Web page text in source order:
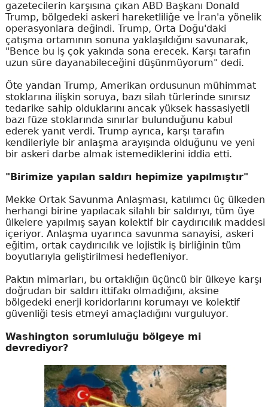
gazetecilerin karşısına çıkan ABD Başkanı Donald
Trump, bölgedeki askeri hareketliliğe ve İran'a yönelik
operasyonlara değindi. Trump, Orta Doğu'daki
çatışma ortamının sonuna yaklaşıldığını savunarak,
"Bence bu iş çok yakında sona erecek. Karşı tarafın
uzun süre dayanabileceğini düşünmüyorum" dedi.
Öte yandan Trump, Amerikan ordusunun mühimmat
stoklarına ilişkin soruya, bazı silah türlerinde sınırsız
tedarike sahip olduklarını ancak yüksek hassasiyetli
bazı füze stoklarında sınırlar bulunduğunu kabul
ederek yanıt verdi. Trump ayrıca, karşı tarafın
kendileriyle bir anlaşma arayışında olduğunu ve yeni
bir askeri darbe almak istemediklerini iddia etti.
"Birimize yapılan saldırı hepimize yapılmıştır"
Mekke Ortak Savunma Anlaşması, katılımcı üç ülkeden
herhangi birine yapılacak silahlı bir saldırıyı, tüm üye
ülkelere yapılmış sayan kolektif bir caydırıcılık maddesi
içeriyor. Anlaşma uyarınca savunma sanayisi, askeri
eğitim, ortak caydırıcılık ve lojistik iş birliğinin tüm
boyutlarıyla geliştirilmesi hedefleniyor.
Paktın mimarları, bu ortaklığın üçüncü bir ülkeye karşı
doğrudan bir saldırı ittifakı olmadığını, aksine
bölgedeki enerji koridorlarını korumayı ve kolektif
güvenliği tesis etmeyi amaçladığını vurguluyor.
Washington sorumluluğu bölgeye mi
devrediyor?